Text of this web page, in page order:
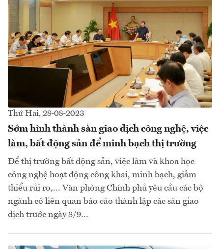
Thứ Hai, 28-08-2023
Sớm hình thành sàn giao dịch công nghệ, việc
làm, bất động sản để minh bạch thị trường
Để thị trường bất động sản, việc làm và khoa học
công nghệ hoạt động công khai, minh bạch, giảm
thiểu rủi ro,… Văn phòng Chính phủ yêu cầu các bộ
ngành có liên quan báo cáo thành lập các sàn giao
dịch trước ngày 8/9…